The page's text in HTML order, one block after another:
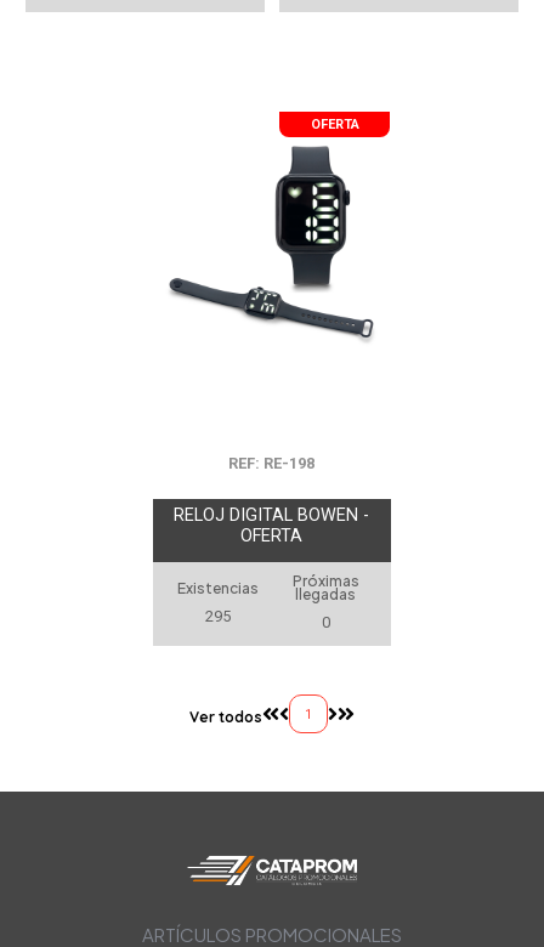
OFERTA
REF: RE-198
RELOJ DIGITAL BOWEN -
OFERTA
Existencias
295
Próximas
llegadas
0
Ver todos 1
ARTÍCULOS PROMOCIONALES